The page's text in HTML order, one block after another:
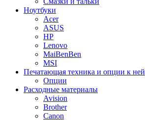
Ноутбуки
Acer
ASUS
HP
Lenovo
MaiBenBen
MSI
Печатающая техника и опции к ней
Опции
Расходные материалы
Avision
Brother
Canon